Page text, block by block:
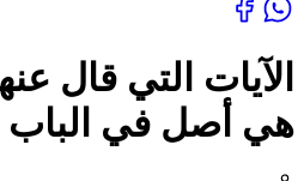
الآيات التي قال
هي أصل في الباب